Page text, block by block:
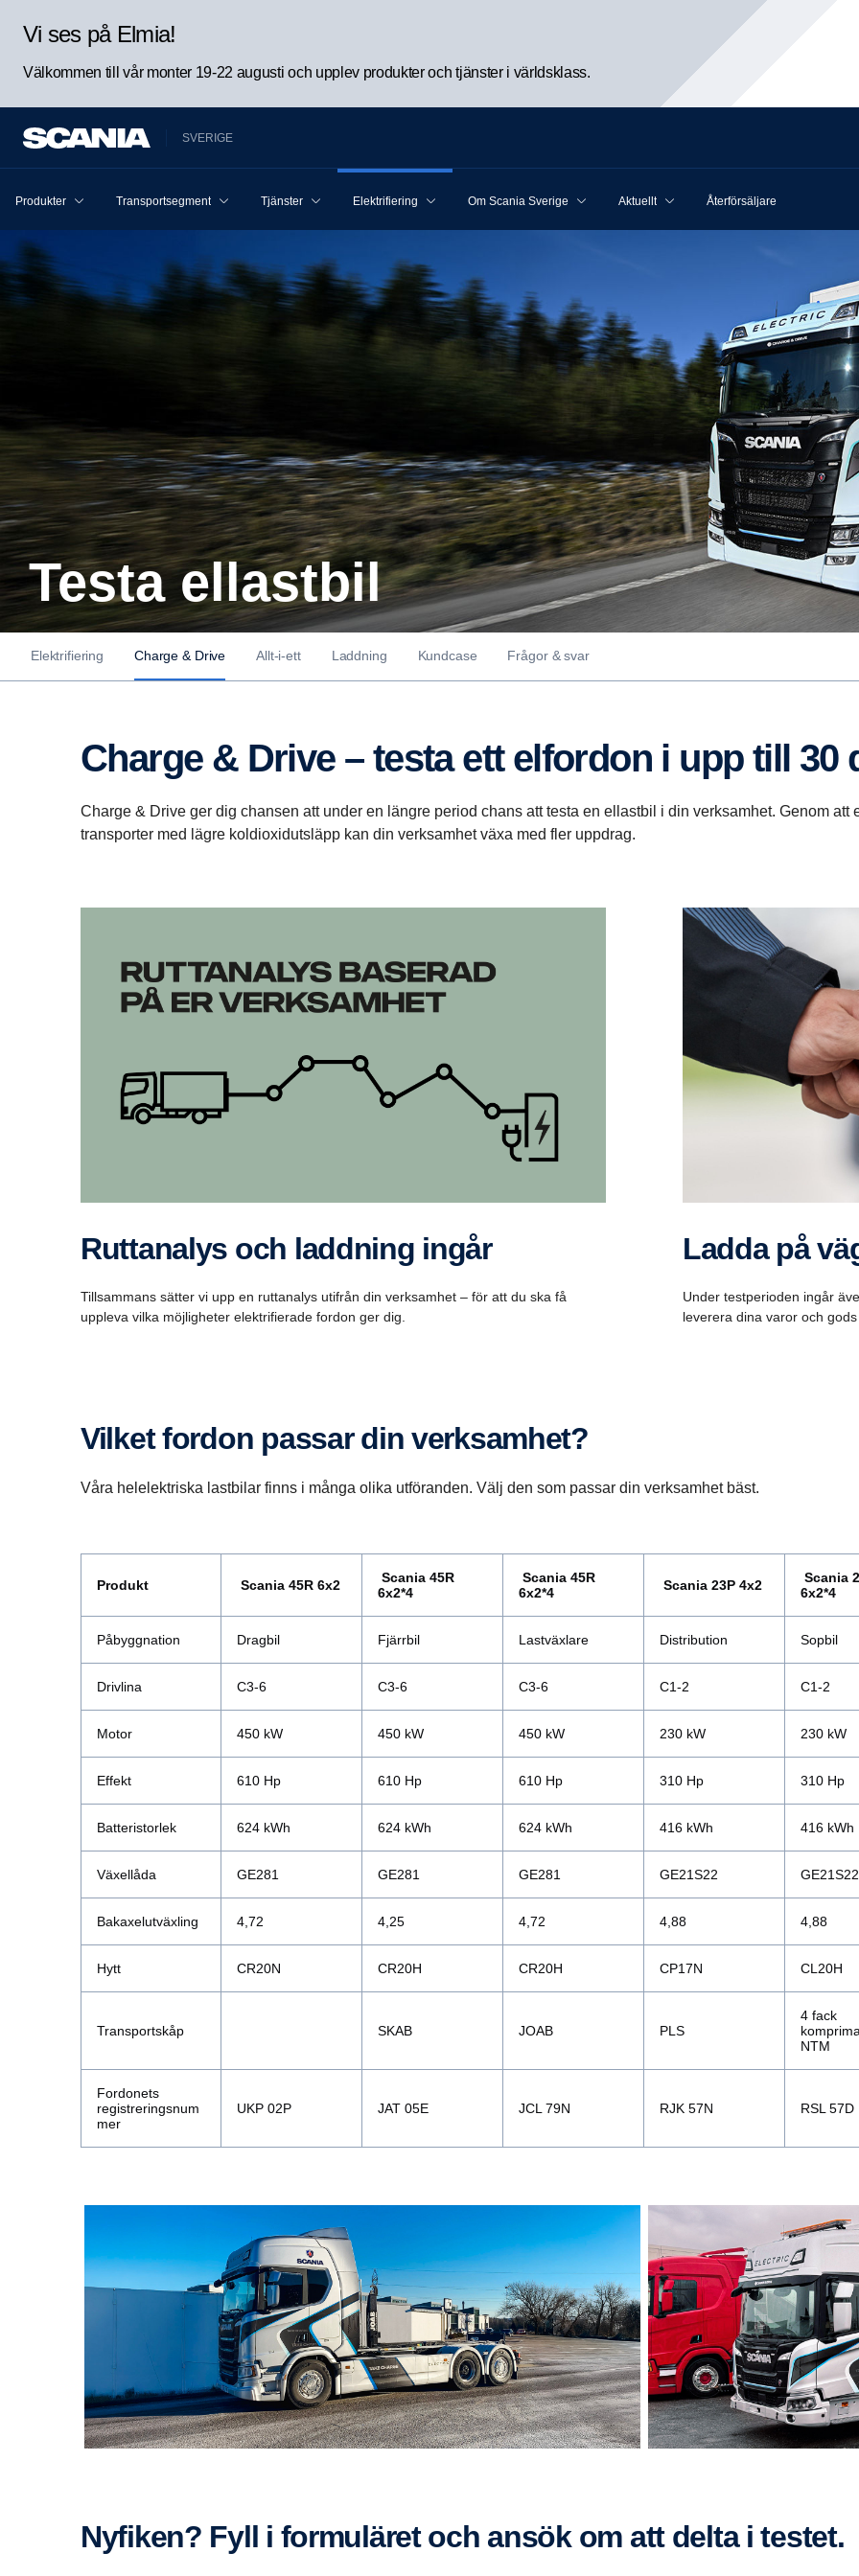
Vi ses på Elmia!
Välkommen till vår monter 19-22 augusti och upplev produkter och tjänster i världsklass.
SVERIGE
Produkter Transportsegment Tjänster Elektrifiering Om Scania Sverige Aktuellt Återförsäljare
Testa ellastbil
Elektrifiering Charge & Drive Allt-i-ett Laddning Kundcase Frågor & svar
Charge & Drive – testa ett elfordon i upp till 30
Charge & Drive ger dig chansen att under en längre period chans att testa en ellastbil i din verksamhet. Genom att
transporter med lägre koldioxidutsläpp kan din verksamhet växa med fler uppdrag.
Rutta­nalys och laddning ingår
Tillsammans sätter vi upp en ruttanalys utifrån din verksamhet – för att du ska få
uppleva vilka möjligheter elektrifierade fordon ger dig.
Ladda på
Under testperioden ingår
leverera dina varor och
Vilket fordon passar din verksamhet?
Våra helelektriska lastbilar finns i många olika utföranden. Välj den som passar din verksamhet bäst.
Produkt Scania 45R 6x2
Scania 45R
6x2*4
Scania 45R
6x2*4
Scania 23P 4x2
Scania
6x2*4
Påbyggnation Dragbil Fjärrbil Lastväxlare Distribution Sopbil
Drivlina C3-6 C3-6 C3-6 C1-2 C1-2
Motor 450 kW 450 kW 450 kW 230 kW 230 kW
Effekt 610 Hp 610 Hp 610 Hp 310 Hp 310 Hp
Batteristorlek 624 kWh 624 kWh 624 kWh 416 kWh 416 kWh
Växellåda GE281 GE281 GE281 GE21S22 GE21S22
Bakaxelutväxling 4,72 4,25 4,72 4,88 4,88
Hytt CR20N CR20H CR20H CP17N CL20H
Transportskåp SKAB JOAB PLS
4 fack
NTM
Fordonets
registreringsnum
mer
UKP 02P JAT 05E JCL 79N RJK 57N RSL 57D
Nyfiken? Fyll i formu­läret och ansök om att delta i testet.